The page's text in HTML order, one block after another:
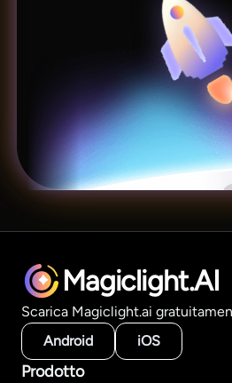
Magiclight.AI
Scarica Magiclight.ai
Android
iOS
Prodotto